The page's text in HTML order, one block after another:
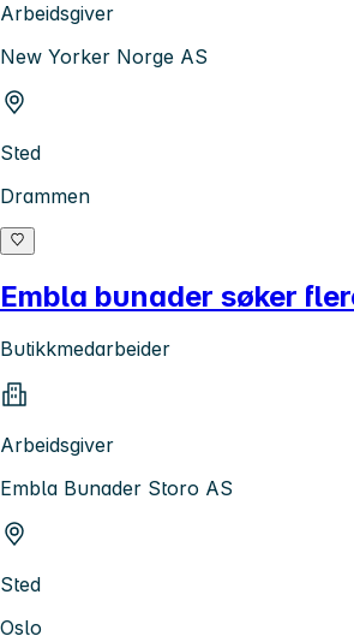
Arbeidsgiver
New Yorker Norge AS
Sted
Drammen
Embla bunader søker
Butikkmedarbeider
Arbeidsgiver
Embla Bunader Storo AS
Sted
Oslo